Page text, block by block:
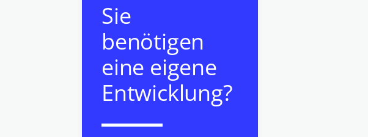
Sie
benötigen
eine eigene
Entwicklung?